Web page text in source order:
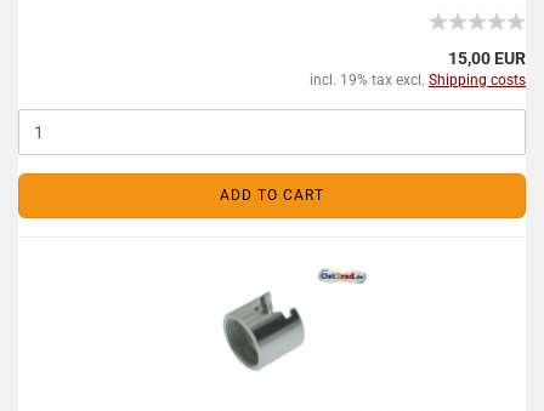
15,00 EUR
incl. 19% tax excl. Shipping costs
ADD TO CART